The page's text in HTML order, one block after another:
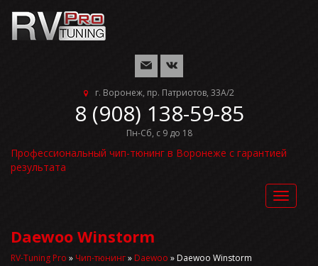
г. Воронеж, пр. Патриотов, 33А/2
8 (908) 138-59-85
Пн-Сб, с 9 до 18
Профессиональный чип-тюнинг в Воронеже с гарантией
результата
Toggle
Daewoo Winstorm
RV-Tuning Pro » Чип-тюнинг» Daewoo »Daewoo Winstorm